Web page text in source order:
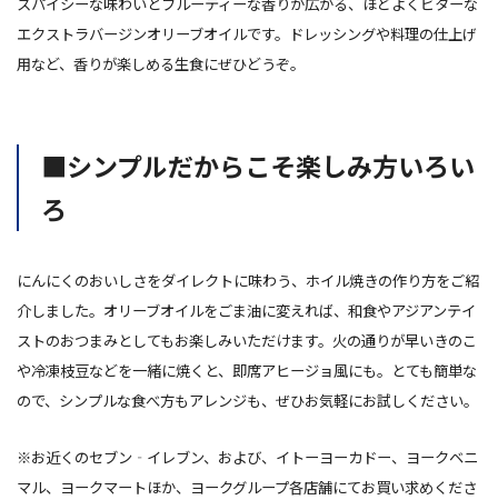
スパイシーな味わいとフルーティーな香りが広がる、ほどよくビターな
エクストラバージンオリーブオイルです。ドレッシングや料理の仕上げ
用など、香りが楽しめる生食にぜひどうぞ。
■シンプルだからこそ楽しみ方いろい
ろ
にんにくのおいしさをダイレクトに味わう、ホイル焼きの作り方をご紹
介しました。オリーブオイルをごま油に変えれば、和食やアジアンテイ
ストのおつまみとしてもお楽しみいただけます。火の通りが早いきのこ
や冷凍枝豆などを一緒に焼くと、即席アヒージョ風にも。とても簡単な
ので、シンプルな食べ方もアレンジも、ぜひお気軽にお試しください。
※お近くのセブン‐イレブン、および、イトーヨーカドー、ヨークベニ
マル、ヨークマートほか、ヨークグループ各店舗にてお買い求めくださ